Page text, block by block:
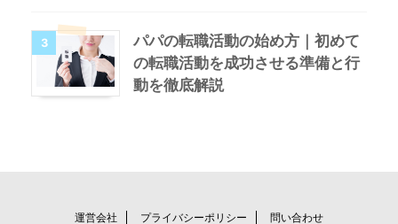
3
パパの転職活動の始め方｜初めて
の転職活動を成功させる準備と行
動を徹底解説
運営会社 プライバシーポリシー 問い合わせ